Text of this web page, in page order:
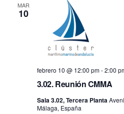
MAR
10
3.02. Reunión CMMA
febrero 10 @ 12:00 pm-2:00
Sala 3.02, Tercera Planta
Málaga, España